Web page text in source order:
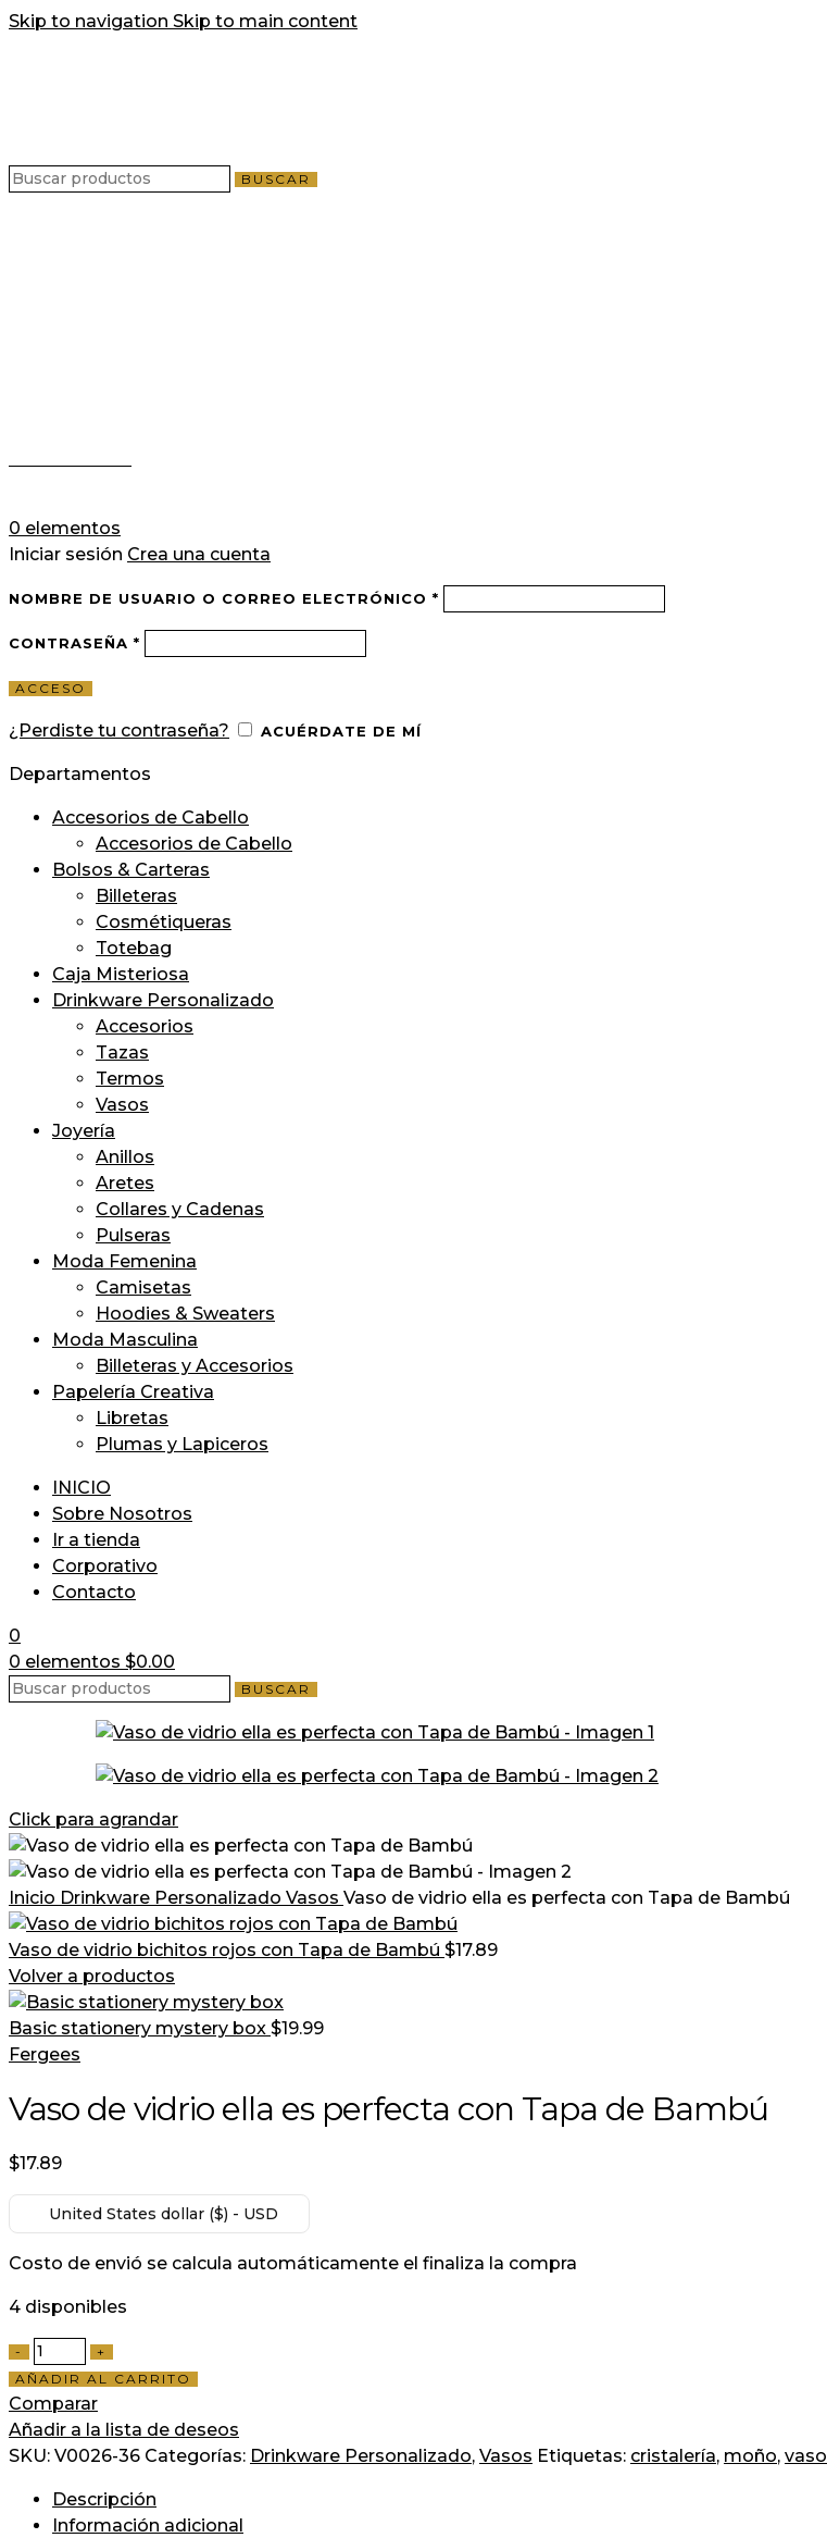
Skip to navigation Skip to main content
BUSCAR
0 elementos
Iniciar sesión Crea una cuenta
NOMBRE DE USUARIO O CORREO ELECTRÓNICO *
CONTRASEÑA *
ACCESO
¿Perdiste tu contraseña? ACUÉRDATE DE MÍ
Departamentos
Accesorios de Cabello
Accesorios de Cabello
Bolsos & Carteras
Billeteras
Cosmétiqueras
Totebag
Caja Misteriosa
Drinkware Personalizado
Accesorios
Tazas
Termos
Vasos
Joyería
Anillos
Aretes
Collares y Cadenas
Pulseras
Moda Femenina
Camisetas
Hoodies & Sweaters
Moda Masculina
Billeteras y Accesorios
Papelería Creativa
Libretas
Plumas y Lapiceros
INICIO
Sobre Nosotros
Ir a tienda
Corporativo
Contacto
0
0 elementos $0.00
BUSCAR
Click para agrandar
Inicio Drinkware Personalizado Vasos Vaso de vidrio ella es perfecta con Tapa de Bambú
Vaso de vidrio bichitos rojos con Tapa de Bambú $17.89
Volver a productos
Basic stationery mystery box $19.99
Fergees
Vaso de vidrio ella es perfecta con Tapa de Bambú
$17.89
United States dollar ($) - USD
Costo de envió se calcula automáticamente el finaliza la compra
4 disponibles
AÑADIR AL CARRITO
Comparar
Añadir a la lista de deseos
SKU: V0026-36 Categorías: Drinkware Personalizado, Vasos Etiquetas: cristalería, moño, vaso
Descripción
Información adicional